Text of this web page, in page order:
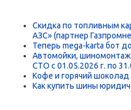
Скидка по топливным
АЗС» (партнер
Теперь mega-karta бот
Автомойки, шиномонтаж
СТО с 01.05.2026 г. по
Кофе и горячий шоколад
Как купить шины